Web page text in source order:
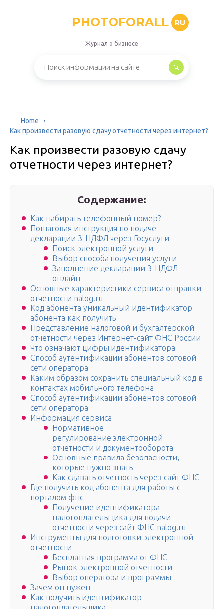
PHOTOFORALL RU
Журнал о бизнесе
Home
Как произвести разовую сдачу отчетности через интернет?
Как произвести разовую сдачу
отчетности через интернет?
Содержание:
Как набирать телефонный номер?
Пошаговая инструкция по подаче
декларации 3-НДФЛ через Госуслуги
Поиск электронной услуги
Выбор способа получения услуги
Заполнение декларации 3-НДФЛ
онлайн
Основные характеристики сервиса отправки
отчетности nalog.ru
Код абонента уникальный идентификатор
абонента как получить
Представление налоговой и бухгалтерской
отчетности через Интернет-сайт ФНС России
Что означают цифры идентификатора
Способ аутентификации абонентов сотовой
сети оператора
Каким образом сохранить специальный код в
контактах мобильного телефона
Способ аутентификации абонентов сотовой
сети оператора
Информация сервиса
Нормативное
регулирование электронной
отчетности и документооборота
Основные правила безопасности,
которые нужно знать
Как сдавать отчетность через сайт ФНС
Где получить код абонента для работы с
порталом фнс
Получение идентификатора
налогоплательщика для подачи
отчётности через сайт ФНС nalog.ru
Инструменты для подготовки электронной
отчетности
Бесплатная программа от ФНС
Рынок электронной отчетности
Выбор оператора и программы
Зачем он нужен
Как получить идентификатор
налогоплательщика